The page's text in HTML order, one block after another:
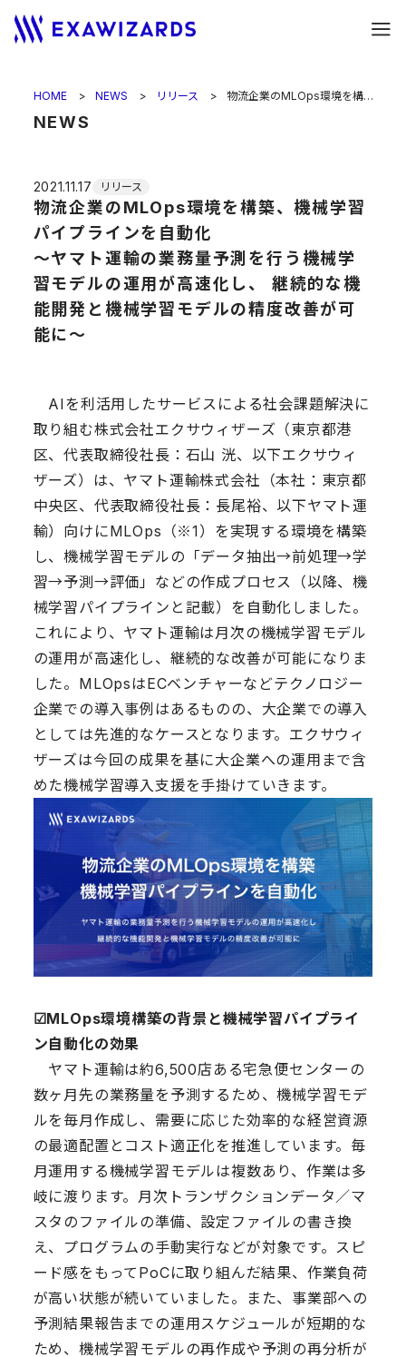
HOME NEWS リリース 物流企業のMLOps環境を構築、機械学習パイプラインを自動化<br>〜ヤマト運輸の業務量予測を行う機械学習モデルの運用が高速化し、 継続的な機能開発と機械学習モデルの精度改善が可能に〜
NEWS
2021.11.17 リリース
物流企業のMLOps環境を構築、機械学習
パイプラインを自動化
〜ヤマト運輸の業務量予測を行う機械学
習モデルの運用が高速化し、 継続的な機
能開発と機械学習モデルの精度改善が可
能に〜
AIを利活用したサービスによる社会課題解決に
取り組む株式会社エクサウィザーズ（東京都港
区、代表取締役社長：石山 洸、以下エクサウィ
ザーズ）は、ヤマト運輸株式会社（本社：東京都
中央区、代表取締役社長：長尾裕、以下ヤマト運
輸）向けにMLOps（※1）を実現する環境を構築
し、機械学習モデルの「データ抽出→前処理→学
習→予測→評価」などの作成プロセス（以降、機
械学習パイプラインと記載）を自動化しました。
これにより、ヤマト運輸は月次の機械学習モデル
の運用が高速化し、継続的な改善が可能になりま
した。MLOpsはECベンチャーなどテクノロジー
企業での導入事例はあるものの、大企業での導入
としては先進的なケースとなります。エクサウィ
ザーズは今回の成果を基に大企業への運用まで含
めた機械学習導入支援を手掛けていきます。
☑︎MLOps環境構築の背景と機械学習パイプライ
ン自動化の効果
ヤマト運輸は約6,500店ある宅急便センターの
数ヶ月先の業務量を予測するため、機械学習モデ
ルを毎月作成し、需要に応じた効率的な経営資源
の最適配置とコスト適正化を推進しています。毎
月運用する機械学習モデルは複数あり、作業は多
岐に渡ります。月次トランザクションデータ／マ
スタのファイルの準備、設定ファイルの書き換
え、プログラムの手動実行などが対象です。スピ
ード感をもってPoCに取り組んだ結果、作業負荷
が高い状態が続いていました。また、事業部への
予測結果報告までの運用スケジュールが短期的な
ため、機械学習モデルの再作成や予測の再分析が